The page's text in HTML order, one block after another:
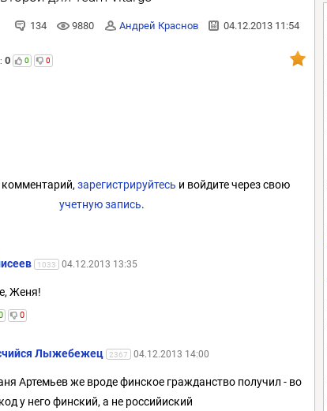
134 9880 Андрей Краснов 04.12.2013 11:54
0 0 0
зарегистрируйтесь и войдите через свою
учетную запись.
1033 04.12.2013 13:35
Женя!
0
Лыжебежeц 2367 04.12.2013 14:00
Артемьев же вроде финское гражданство получил - во
у него финский, а не российиский